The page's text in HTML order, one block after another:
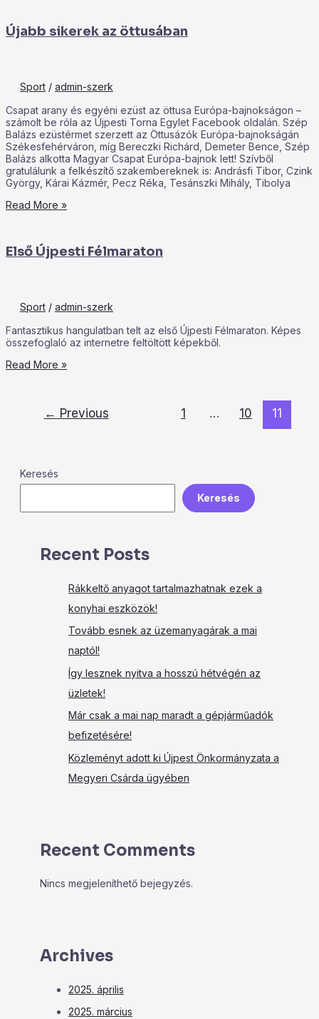
Újabb sikerek az öttusában
Sport / admin-szerk
Csapat arany és egyéni ezüst az öttusa Európa-bajnokságon –
számolt be róla az Újpesti Torna Egylet Facebook oldalán. Szép
Balázs ezüstérmet szerzett az Öttusázók Európa-bajnokságán
Székesfehérváron, míg Bereczki Richárd, Demeter Bence, Szép
Balázs alkotta Magyar Csapat Európa-bajnok lett! Szívből
gratulálunk a felkészítő szakembereknek is: Andrásfi Tibor, Czink
György, Kárai Kázmér, Pecz Réka, Tesánszki Mihály, Tibolya
Read More »
Első Újpesti Félmaraton
Sport / admin-szerk
Fantasztikus hangulatban telt az első Újpesti Félmaraton. Képes
összefoglaló az internetre feltöltött képekből.
Read More »
← Previous 1 … 10 11
Keresés
Keresés
Recent Posts
Rákkeltő anyagot tartalmazhatnak ezek a
konyhai eszközök!
Tovább esnek az üzemanyagárak a mai
naptól!
Így lesznek nyitva a hosszú hétvégén az
üzletek!
Már csak a mai nap maradt a gépjárműadók
befizetésére!
Közleményt adott ki Újpest Önkormányzata a
Megyeri Csárda ügyében
Recent Comments
Nincs megjeleníthető bejegyzés.
Archives
2025. április
2025. március